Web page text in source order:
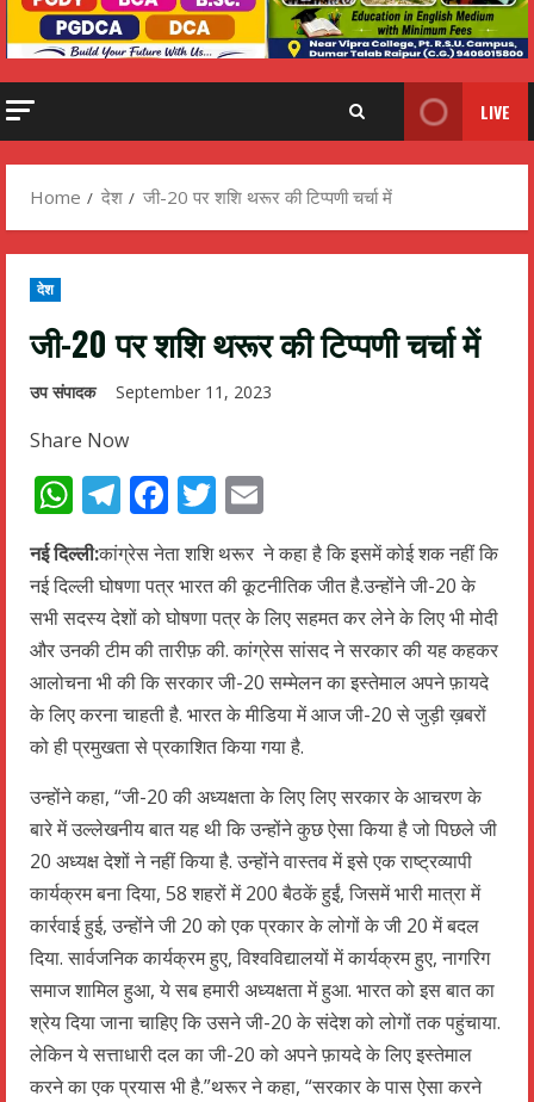
LIVE
Home देश जी-20 पर शशि थरूर की टिप्पणी चर्चा में
देश
जी-20 पर शशि थरूर की टिप्पणी चर्चा में
उप संपादक September 11, 2023
Share Now
WhatsApp
Telegram
Facebook
Twitter
नई दिल्ली:कांग्रेस नेता शशि थरूर ने कहा है कि इसमें कोई शक नहीं कि
नई दिल्ली घोषणा पत्र भारत की कूटनीतिक जीत है.उन्होंने जी-20 के
सभी सदस्य देशों को घोषणा पत्र के लिए सहमत कर लेने के लिए भी मोदी
और उनकी टीम की तारीफ़ की. कांग्रेस सांसद ने सरकार की यह कहकर
आलोचना भी की कि सरकार जी-20 सम्मेलन का इस्तेमाल अपने फ़ायदे
के लिए करना चाहती है. भारत के मीडिया में आज जी-20 से जुड़ी ख़बरों
को ही प्रमुखता से प्रकाशित किया गया है.
उन्होंने कहा, “जी-20 की अध्यक्षता के लिए लिए सरकार के आचरण के
बारे में उल्लेखनीय बात यह थी कि उन्होंने कुछ ऐसा किया है जो पिछले जी
20 अध्यक्ष देशों ने नहीं किया है. उन्होंने वास्तव में इसे एक राष्ट्रव्यापी
कार्यक्रम बना दिया, 58 शहरों में 200 बैठकें हुईं, जिसमें भारी मात्रा में
कार्रवाई हुई, उन्होंने जी 20 को एक प्रकार के लोगों के जी 20 में बदल
दिया. सार्वजनिक कार्यक्रम हुए, विश्वविद्यालयों में कार्यक्रम हुए, नागरिग
समाज शामिल हुआ, ये सब हमारी अध्यक्षता में हुआ. भारत को इस बात का
श्रेय दिया जाना चाहिए कि उसने जी-20 के संदेश को लोगों तक पहुंचाया.
लेकिन ये सत्ताधारी दल का जी-20 को अपने फ़ायदे के लिए इस्तेमाल
करने का एक प्रयास भी है.”थरूर ने कहा, “सरकार के पास ऐसा करने